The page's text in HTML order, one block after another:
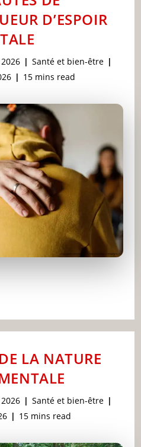
D’ESPOIR
Post
category:
Santé et bien-être
Reading
15 mins read
LA NATURE
Post
category:
Santé et bien-être
Reading
15 mins read